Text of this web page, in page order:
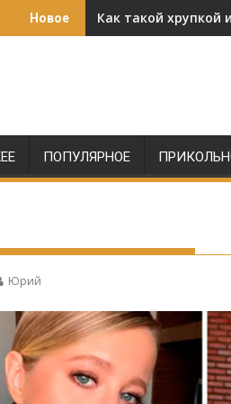
Новое Как такой хрупкой
ПОПУЛЯРНОЕ
Юрий